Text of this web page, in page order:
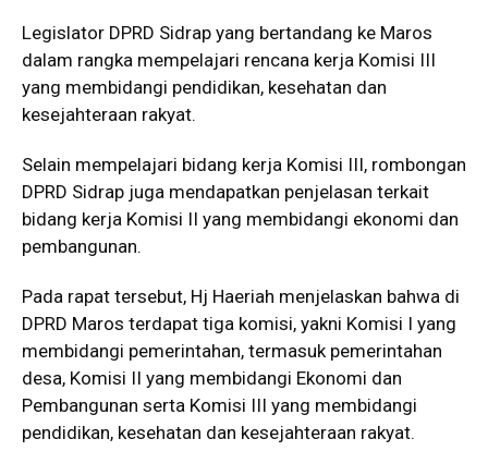
Legislator DPRD Sidrap yang bertandang ke Maros
dalam rangka mempelajari rencana kerja Komisi III
yang membidangi pendidikan, kesehatan dan
kesejahteraan rakyat.
Selain mempelajari bidang kerja Komisi III, rombongan
DPRD Sidrap juga mendapatkan penjelasan terkait
bidang kerja Komisi II yang membidangi ekonomi dan
pembangunan.
Pada rapat tersebut, Hj Haeriah menjelaskan bahwa di
DPRD Maros terdapat tiga komisi, yakni Komisi I yang
membidangi pemerintahan, termasuk pemerintahan
desa, Komisi II yang membidangi Ekonomi dan
Pembangunan serta Komisi III yang membidangi
pendidikan, kesehatan dan kesejahteraan rakyat.